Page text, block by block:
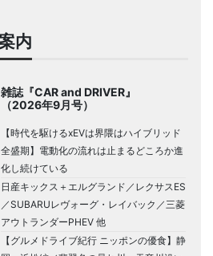
内
雑誌『CAR and DRIVER』
（2026年9月号）
【時代を駆けるxEVは界隈はハイブリッド
全盛期】電動化の流れは止まるどころか進
化し続けている
日産キックス＋エルグランド／レクサスES
／SUBARUレヴォーグ・レイバック／三菱
アウトランダーPHEV 他
【グルメドライブ紀行 ニッポンの優食】静